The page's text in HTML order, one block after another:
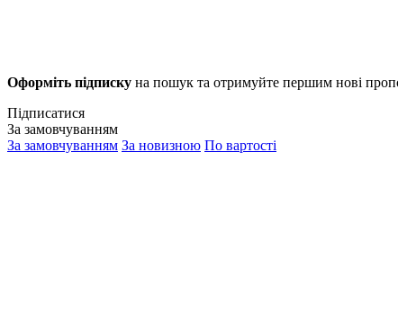
Оформіть підписку на пошук та отримуйте першим нові
Підписатися
За замовчуванням
За замовчуванням За новизною По вартості